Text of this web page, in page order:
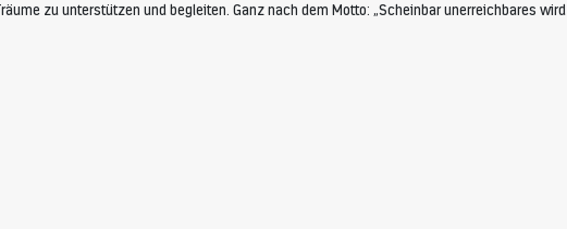
zu unterstützen und begleiten. Ganz nach dem Motto: „Scheinbar unerreichbares wird